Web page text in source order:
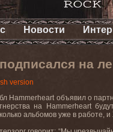
Новости
на
version
Hammerheart объявил о
на Hammerheart
альбомов уже в работе,